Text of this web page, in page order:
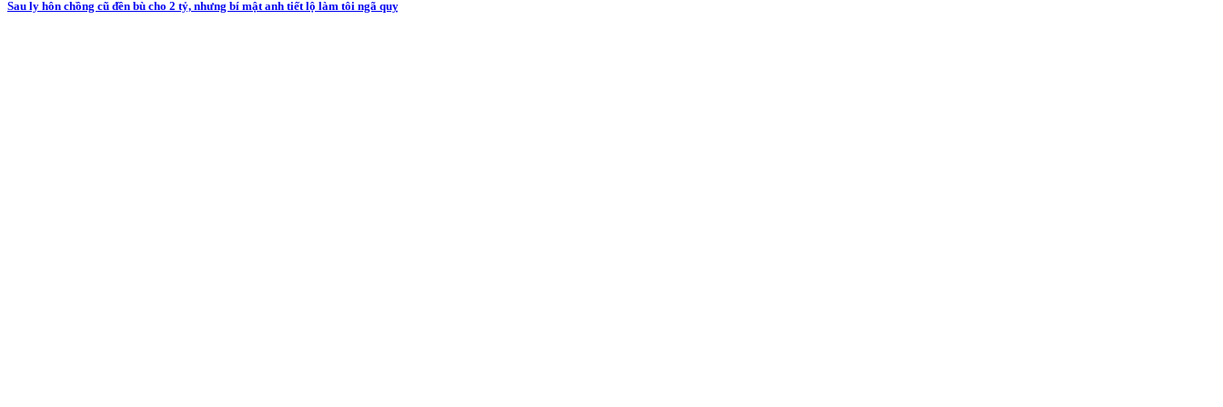
Sau ly hôn chồng cũ đền bù cho 2 tỷ, nhưng bí mật anh tiết lộ làm tôi ngã quỵ